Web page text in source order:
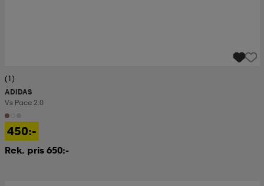
(1)
ADIDAS
Vs Pace 2.0
450:-
Rek. pris 650:-